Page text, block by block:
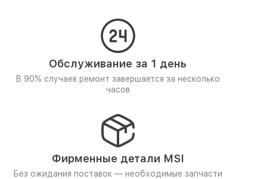
Обслуживание за 1 день
В 90% случаев ремонт завершается за несколько
часов
Фирменные детали MSI
Без ожидания поставок — необходимые запчасти